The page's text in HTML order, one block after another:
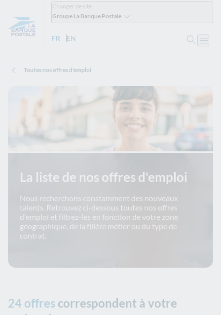
Changer de site
Groupe La Banque Postale
FR - Version française
EN
Toutes nos offres d'emploi
La liste de nos offres d'emploi
Nous recherchons constamment des nouveaux
talents. Retrouvez ci-dessous toutes nos offres
d'emploi et filtrez-les en fonction de votre zone
géographique, de la filière métier ou du type de
contrat.
24 offres correspondent à votre